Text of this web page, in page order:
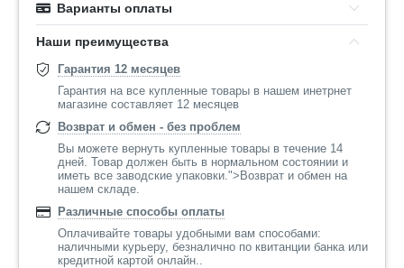
Варианты оплаты
Наши преимущества
Гарантия 12 месяцев
Гарантия на все купленные товары в нашем инетрнет
магазине составляет 12 месяцев
Возврат и обмен - без проблем
Вы можете вернуть купленные товары в течение 14
дней. Товар должен быть в нормальном состоянии и
иметь все заводские упаковки.">Возврат и обмен на
нашем складе.
Различные способы оплаты
Оплачивайте товары удобными вам способами:
наличными курьеру, безналично по квитанции банка или
кредитной картой онлайн..